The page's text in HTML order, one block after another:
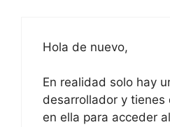
Hola de nuevo,
En realidad solo hay
desarrollador y tienes
en ella para acceder